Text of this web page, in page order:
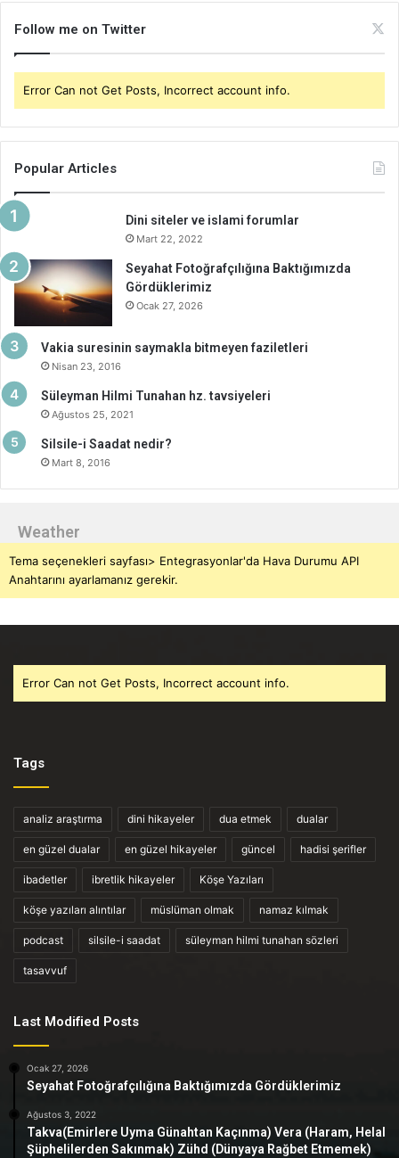
Follow me on Twitter
Error Can not Get Posts, Incorrect account info.
Popular Articles
Dini siteler ve islami forumlar
Mart 22, 2022
Seyahat Fotoğrafçılığına Baktığımızda
Gördüklerimiz
Ocak 27, 2026
Vakia suresinin saymakla bitmeyen faziletleri
Nisan 23, 2016
Süleyman Hilmi Tunahan hz. tavsiyeleri
Ağustos 25, 2021
Silsile-i Saadat nedir?
Mart 8, 2016
Weather
Tema seçenekleri sayfası> Entegrasyonlar'da Hava Durumu API
Anahtarını ayarlamanız gerekir.
Error Can not Get Posts, Incorrect account info.
Tags
analiz araştırma dini hikayeler dua etmek dualar
en güzel dualar en güzel hikayeler güncel hadisi şerifler
ibadetler ibretlik hikayeler Köşe Yazıları
köşe yazıları alıntılar müslüman olmak namaz kılmak
podcast silsile-i saadat süleyman hilmi tunahan sözleri
tasavvuf
Last Modified Posts
Ocak 27, 2026
Seyahat Fotoğrafçılığına Baktığımızda Gördüklerimiz
Ağustos 3, 2022
Takva(Emirlere Uyma Günahtan Kaçınma) Vera (Haram, Helal
Şüphelilerden Sakınmak) Zühd (Dünyaya Rağbet Etmemek)